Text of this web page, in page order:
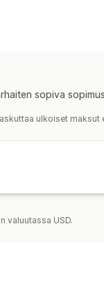
sopiva
ulkoiset maksut
valuutassa USD.